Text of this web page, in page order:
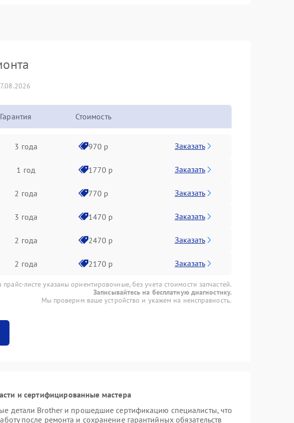
Гарантия Стоимость
3 года 970 р Заказать
1 год 1770 р Заказать
2 года 770 р Заказать
3 года 1470 р Заказать
2 года 2470 р Заказать
2 года 2170 р Заказать
листе указаны ориентировочные, без учета стоимости запчастей.
Записывайтесь на бесплатную диагностику.
Мы проверим ваше устройство и укажем на неисправность.
и сертифицированные мастера
детали Brother и прошедшие сертификацию специалисты, что
после ремонта и сохранение гарантийных обязательств